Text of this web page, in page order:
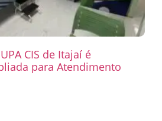
CIS de Itajaí é
para Atendimento